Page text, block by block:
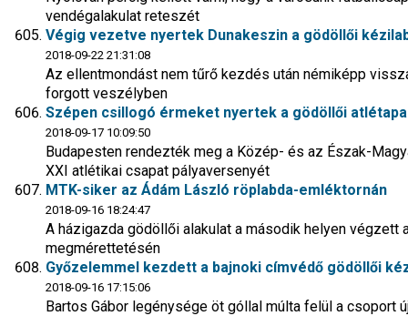
vendégalakulat reteszét
Végig vezetve nyertek Dunakeszin a gödöllői
2018-09-22 21:31:08
Az ellentmondást nem tűrő kezdés után némiképp
forgott veszélyben
Szépen csillogó érmeket nyertek a gödöllői
2018-09-17 10:09:50
Budapesten rendezték meg a Közép- és az Észak-
XXI atlétikai csapat pályaversenyét
MTK-siker az Ádám László röplabda-emléktornán
2018-09-16 18:24:47
A házigazda gödöllői alakulat a második helyen
megmérettetésén
Győzelemmel kezdett a bajnoki címvédő gödöllői
2018-09-16 17:15:06
Bartos Gábor legénysége öt góllal múlta felül a csoport